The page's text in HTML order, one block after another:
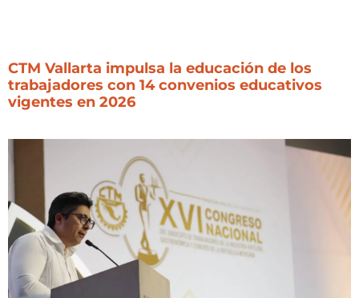
CTM Vallarta impulsa la educación de los
trabajadores con 14 convenios educativos
vigentes en 2026